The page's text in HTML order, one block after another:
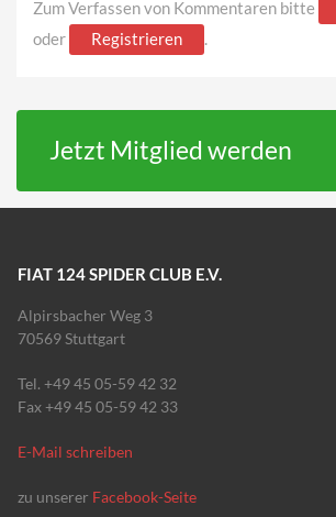
Zum Verfassen von Kommentaren bitte
oder
Registrieren .
Jetzt Mitglied werden
FIAT 124 SPIDER CLUB E.V.
Alpirsbacher Weg 3
70569 Stuttgart
Tel. +49 45 05-59 42 32
Fax +49 45 05-59 42 33
E-Mail schreiben
zu unserer Facebook-Seite